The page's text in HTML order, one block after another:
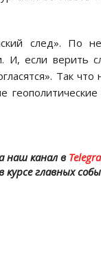
след». По
если верить
Так
наш канал в
курсе главных